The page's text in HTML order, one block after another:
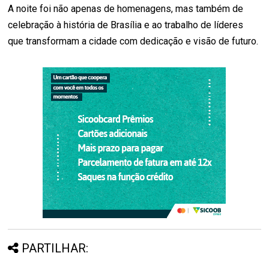
A noite foi não apenas de homenagens, mas também de
celebração à história de Brasília e ao trabalho de líderes
que transformam a cidade com dedicação e visão de futuro.
PARTILHAR: